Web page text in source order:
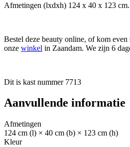
Afmetingen (lxdxh) 124 x 40 x 123 cm.
Bestel deze beauty online, of kom
onze winkel in Zaandam. We zijn 6
Dit is kast nummer 7713
Aanvullende informatie
Afmetingen
124 cm (l) × 40 cm (b) × 123 cm (h)
Kleur